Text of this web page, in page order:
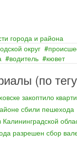
города и района
округ
водитель кювет
(по
закоптило
сбили пешехода
разрешен сбор